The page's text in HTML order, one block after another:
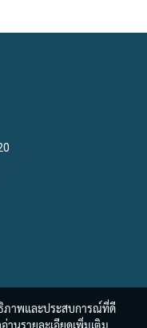
ภาพและประสบการณ์ที่ดี
านรายละเอียดเพิ่มเติม